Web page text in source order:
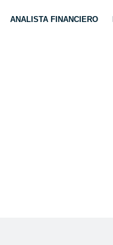
ANALISTA FINANCIERO